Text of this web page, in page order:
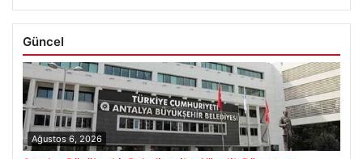
Güncel
Ağustos 6, 2026